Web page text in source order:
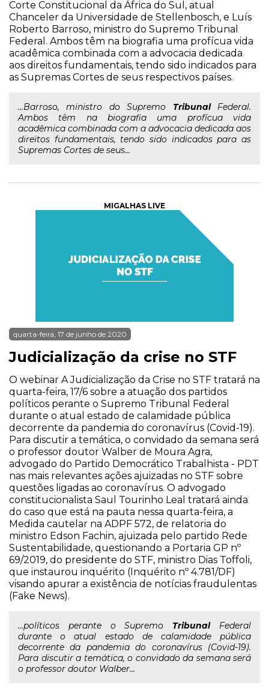
Corte Constitucional da África do Sul, atual
Chanceler da Universidade de Stellenbosch, e Luís
Roberto Barroso, ministro do Supremo Tribunal
Federal. Ambos têm na biografia uma profícua vida
acadêmica combinada com a advocacia dedicada
aos direitos fundamentais, tendo sido indicados para
as Supremas Cortes de seus respectivos países.
...Barroso, ministro do Supremo TribunalFederal.
Ambos têm na biografia uma profícua vida
acadêmica combinada com a advocacia dedicada aos
direitos fundamentais, tendo sido indicados para as
Supremas Cortes de seus...
MIGALHAS LIVE
quarta-feira, 17 de junho de 2020
Judicialização da crise no STF
O webinar A Judicialização da Crise no STF tratará na
quarta-feira, 17/6 sobre a atuação dos partidos
políticos perante o Supremo Tribunal Federal
durante o atual estado de calamidade pública
decorrente da pandemia do coronavírus (Covid-19).
Para discutir a temática, o convidado da semana será
o professor doutor Walber de Moura Agra,
advogado do Partido Democrático Trabalhista - PDT
nas mais relevantes ações ajuizadas no STF sobre
questões ligadas ao coronavírus. O advogado
constitucionalista Saul Tourinho Leal tratará ainda
do caso que está na pauta nessa quarta-feira, a
Medida cautelar na ADPF 572, de relatoria do
ministro Edson Fachin, ajuizada pelo partido Rede
Sustentabilidade, questionando a Portaria GP nº
69/2019, do presidente do STF, ministro Dias Toffoli,
que instaurou inquérito (Inquérito nº 4.781/DF)
visando apurar a existência de notícias fraudulentas
(Fake News).
...políticos perante o Supremo TribunalFederal
durante o atual estado de calamidade pública
decorrente da pandemia do coronavírus (Covid-19).
Para discutir a temática, o convidado da semana será
o professor doutor Walber...